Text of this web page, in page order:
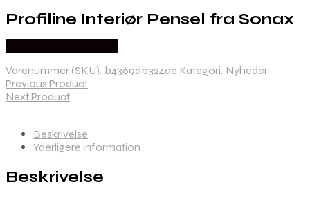
Profiline Interiør Pensel fra Sonax
Varenummer (SKU): b4369db324ae Kategori: Nyheder
Previous Product
Next Product
Beskrivelse
Yderligere information
Beskrivelse